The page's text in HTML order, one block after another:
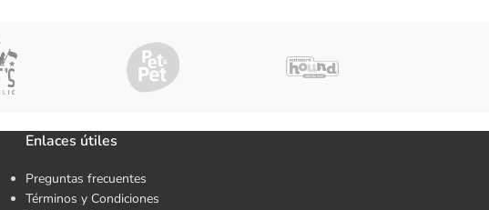
Enlaces útiles
Preguntas frecuentes
Términos y Condiciones